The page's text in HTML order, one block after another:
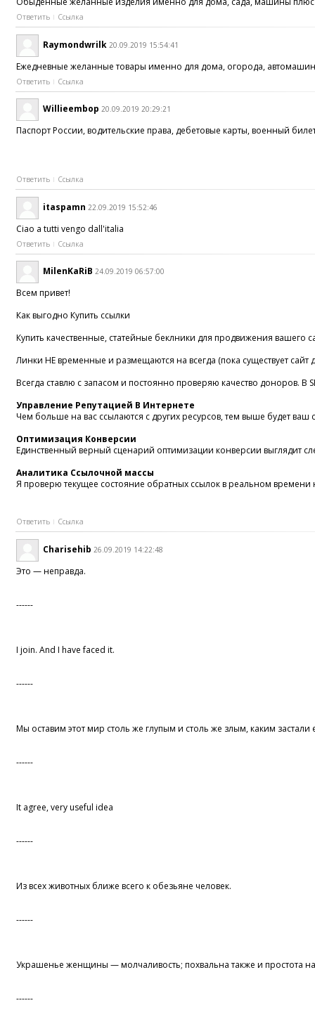
Ответить Ссылка
Raymondwrilk 20.09.2019 15:54:41
Ежедневные желанные товары именно для дома, огорода,
Ответить Ссылка
Willieembop 20.09.2019 20:29:21
Паспорт России, водительские права, дебетовые карты, военный
Ответить Ссылка
itaspamn 22.09.2019 15:52:46
Ciao a tutti vengo dall'italia
Ответить Ссылка
MilenKaRiB 24.09.2019 06:57:00
Всем привет!
Как выгодно Купить ссылки
Купить качественные, статейные беклники для продвижения вашего
Линки НЕ временные и размещаются на всегда (пока существует
Всегда ставлю с запасом и постоянно проверяю качество доноров. В
Управление Репутацией В Интернете
Чем больше на вас ссылаются с других ресурсов, тем выше будет
Оптимизация Конверсии
Единственный верный сценарий оптимизации конверсии выглядит
Аналитика Ссылочной массы
Я проверю текущее состояние обратных ссылок в реальном времени
Ответить Ссылка
Charisehib 26.09.2019 14:22:48
Это — неправда.
------
I join. And I have faced it.
------
Мы оставим этот мир столь же глупым и столь же злым, каким застали
------
It agree, very useful idea
------
Из всех животных ближе всего к обезьяне человек.
------
Украшенье женщины — молчаливость; похвальна также и простота
------